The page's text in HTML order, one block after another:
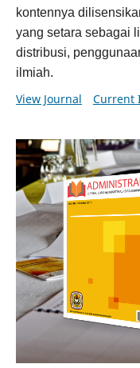
kontennya
yang setara sebagai
distribusi,
ilmiah.
View Journal Current